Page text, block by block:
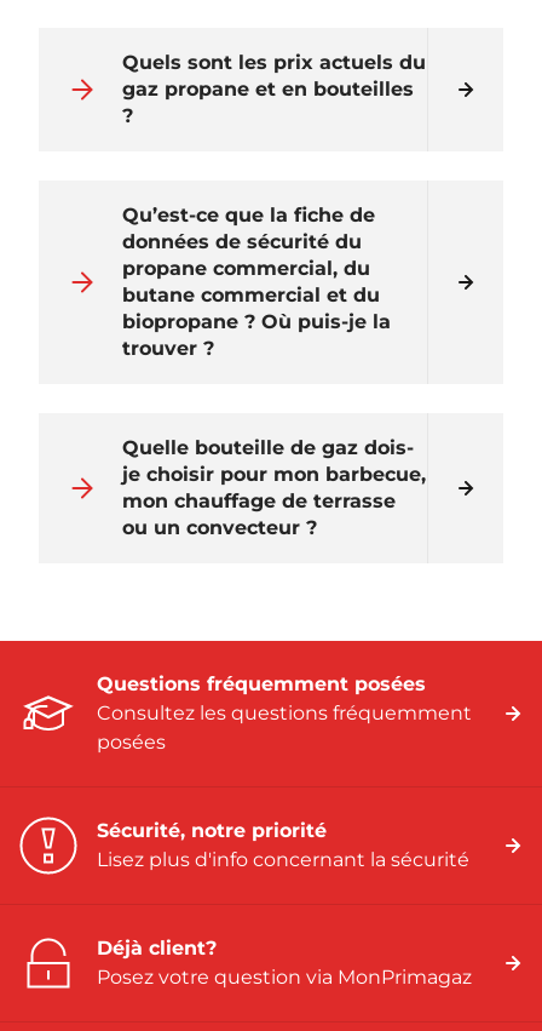
Quels sont les prix actuels du
gaz propane et en bouteilles
?
Qu’est-ce que la fiche de
données de sécurité du
propane commercial, du
butane commercial et du
biopropane ? Où puis-je la
trouver ?
Quelle bouteille de gaz dois-
je choisir pour mon barbecue,
mon chauffage de terrasse
ou un convecteur ?
Questions fréquemment posées
Consultez les questions fréquemment
posées
Sécurité, notre priorité
Lisez plus d'info concernant la sécurité
Déjà client?
Posez votre question via MonPrimagaz